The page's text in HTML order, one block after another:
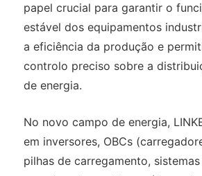
papel crucial para garantir o
estável dos equipamentos
a eficiência da produção e
controlo preciso sobre a
de energia.
No novo campo de energia,
em inversores, OBCs
pilhas de carregamento,